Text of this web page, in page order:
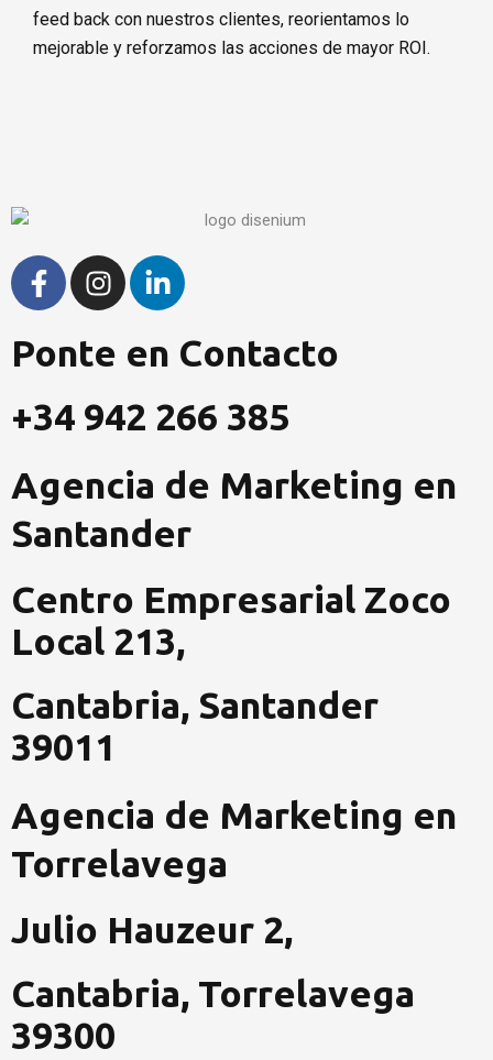
feed back con nuestros clientes, reorientamos lo
mejorable y reforzamos las acciones de mayor ROI.
F
a
e
o
o
-
f
I
n
t
g
r
m
L
i
k
d
i
n
Ponte en Contacto
+34 942 266 385
Agencia de Marketing en
Santander
Centro Empresarial Zoco
Local 213,
Cantabria, Santander
39011
Agencia de Marketing en
Torrelavega
Julio Hauzeur 2,
Cantabria, Torrelavega
39300